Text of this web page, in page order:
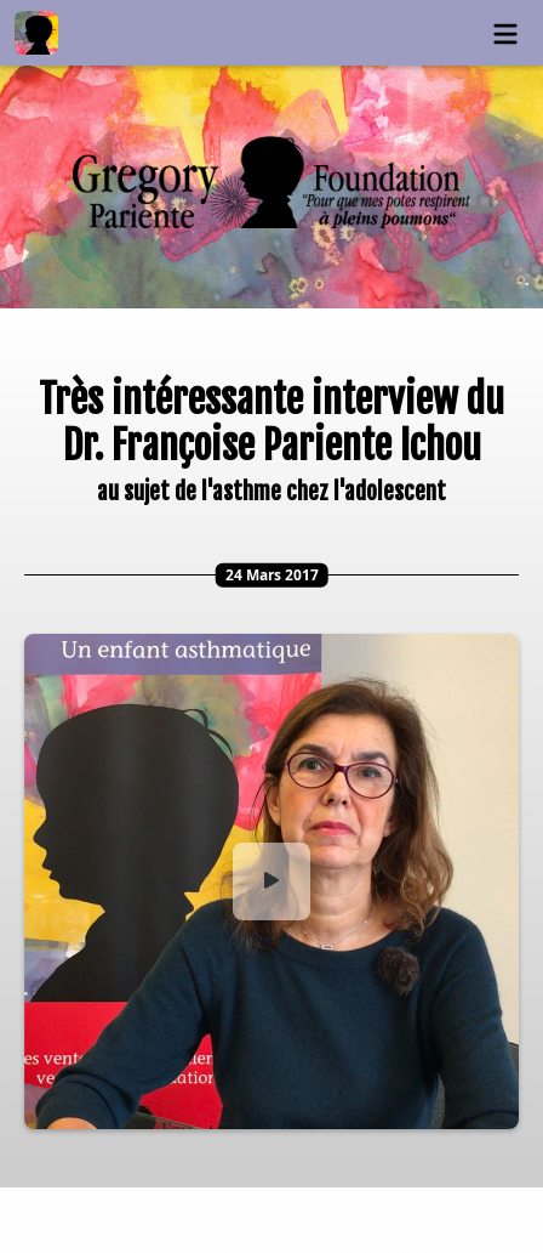
Très intéressante interview du
Dr. Françoise Pariente Ichou
au sujet de l'asthme chez l'adolescent
24 Mars 2017